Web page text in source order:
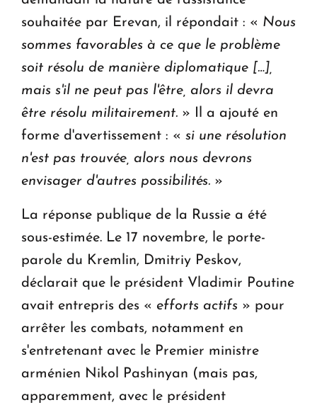
souhaitée par Erevan, il répondait : « Nous
sommes favorables à ce que le problème
soit résolu de manière diplomatique […],
mais s'il ne peut pas l'être, alors il devra
être résolu militairement. » Il a ajouté en
forme d'avertissement : « si une résolution
n'est pas trouvée, alors nous devrons
envisager d'autres possibilités. »
La réponse publique de la Russie a été
sous-estimée. Le 17 novembre, le porte-
parole du Kremlin, Dmitriy Peskov,
déclarait que le président Vladimir Poutine
avait entrepris des « efforts actifs » pour
arrêter les combats, notamment en
s'entretenant avec le Premier ministre
arménien Nikol Pashinyan (mais pas,
apparemment, avec le président